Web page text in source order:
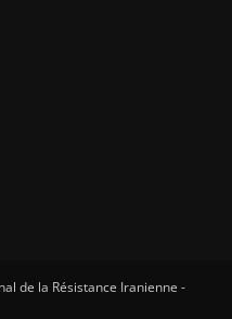
de la Résistance Iranienne -